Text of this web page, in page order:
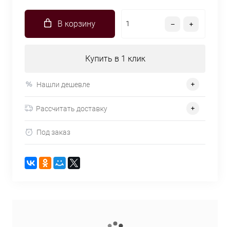
В корзину
Купить в 1 клик
Нашли дешевле
Рассчитать доставку
Под заказ